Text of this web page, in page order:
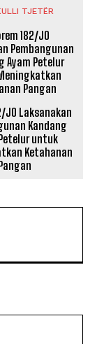
TJETËR
JO Laksanakan
Kandang
untuk
Ketahanan